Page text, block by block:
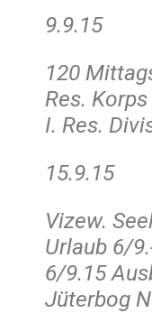
9.9.15
120
Res.
I. Res.
15.9.15
Vizew.
Urlaub 6/
6/9.15
Jüterbog